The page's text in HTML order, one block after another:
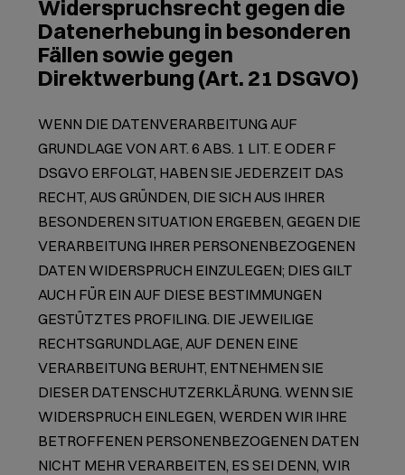
Widerspruchsrecht gegen die
Datenerhebung in besonderen
Fällen sowie gegen
Direktwerbung (Art. 21 DSGVO)
WENN DIE DATENVERARBEITUNG AUF
GRUNDLAGE VON ART. 6 ABS. 1 LIT. E ODER F
DSGVO ERFOLGT, HABEN SIE JEDERZEIT DAS
RECHT, AUS GRÜNDEN, DIE SICH AUS IHRER
BESONDEREN SITUATION ERGEBEN, GEGEN DIE
VERARBEITUNG IHRER PERSONENBEZOGENEN
DATEN WIDERSPRUCH EINZULEGEN; DIES GILT
AUCH FÜR EIN AUF DIESE BESTIMMUNGEN
GESTÜTZTES PROFILING. DIE JEWEILIGE
RECHTSGRUNDLAGE, AUF DENEN EINE
VERARBEITUNG BERUHT, ENTNEHMEN SIE
DIESER DATENSCHUTZERKLÄRUNG. WENN SIE
WIDERSPRUCH EINLEGEN, WERDEN WIR IHRE
BETROFFENEN PERSONENBEZOGENEN DATEN
NICHT MEHR VERARBEITEN, ES SEI DENN, WIR